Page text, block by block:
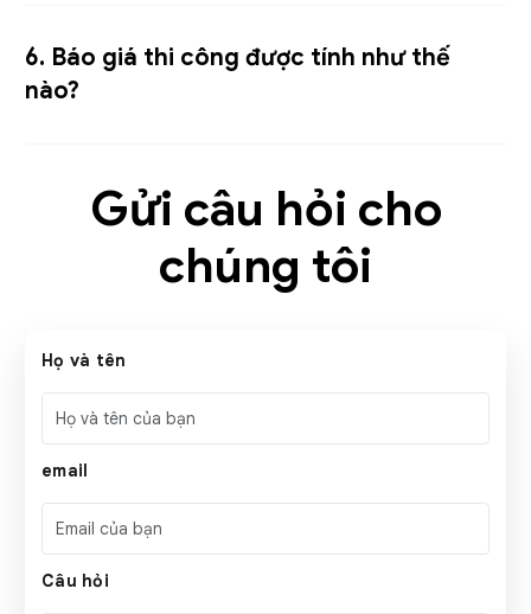
6. Báo giá thi công được tính như thế
nào?
Gửi câu hỏi cho
chúng tôi
Họ và tên
email
Câu hỏi